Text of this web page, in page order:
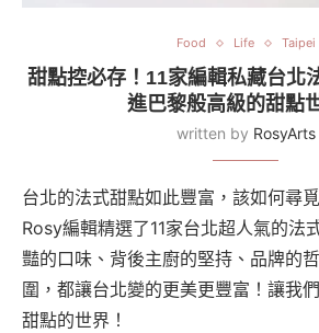
Food Life Taipei
甜點控必存！11家編輯私藏台北
進巴黎般高級的甜點
written by RosyArts
台北的法式甜點如此豐富，該如何尋
Rosy編輯精選了11家台北超人氣的法
豔的口味、背後主廚的堅持、品牌的
圍，都讓台北變的更美更豐富！讓我
甜點的世界！